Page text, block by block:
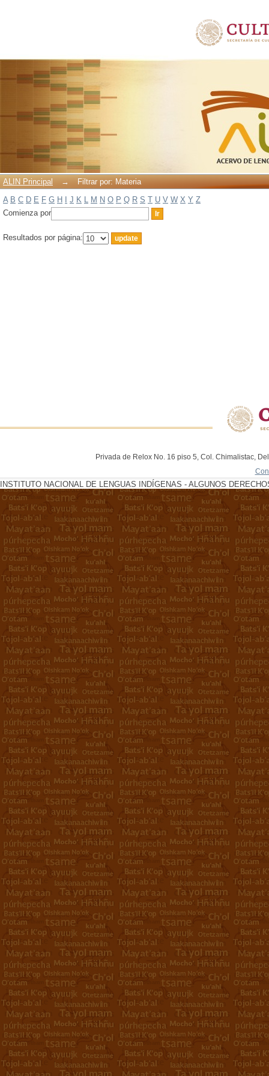
ALIN Principal →
Filtrar por: Materia
A B C D E F G H J K L M N O P Q R S T U V W X Y Z
Comienza por
Resultados por página:
Privada de Relox No. 16 piso 5, Col. Chimalistac,
INSTITUTO NACIONAL DE LENGUAS INDÍGENAS - ALGUNOS